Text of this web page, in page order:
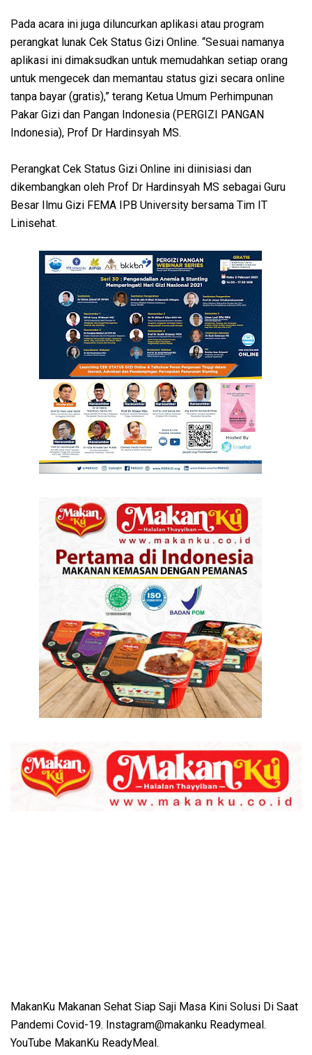
Pada acara ini juga diluncurkan aplikasi atau program
perangkat lunak Cek Status Gizi Online. “Sesuai namanya
aplikasi ini dimaksudkan untuk memudahkan setiap orang
untuk mengecek dan memantau status gizi secara online
tanpa bayar (gratis),” terang Ketua Umum Perhimpunan
Pakar Gizi dan Pangan Indonesia (PERGIZI PANGAN
Indonesia), Prof Dr Hardinsyah MS.
Perangkat Cek Status Gizi Online ini diinisiasi dan
dikembangkan oleh Prof Dr Hardinsyah MS sebagai Guru
Besar Ilmu Gizi FEMA IPB University bersama Tim IT
Linisehat.
MakanKu Makanan Sehat Siap Saji Masa Kini Solusi Di Saat
Pandemi Covid-19. Instagram@makanku Readymeal.
YouTube MakanKu ReadyMeal.